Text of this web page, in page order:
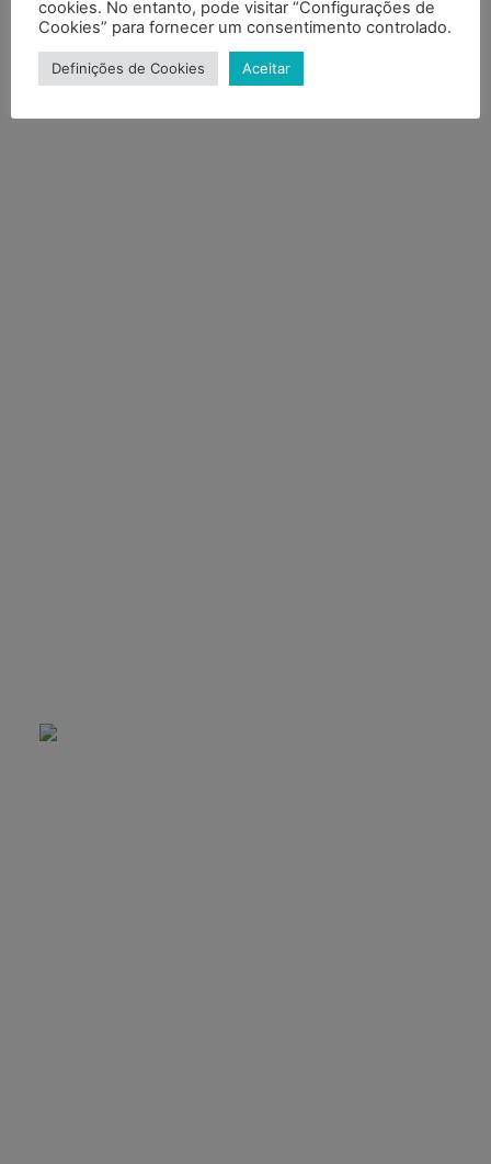
cookies. No entanto, pode visitar “Configurações de
Cookies” para fornecer um consentimento controlado.
Definições de Cookies Aceitar